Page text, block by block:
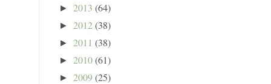
► 2013 (64)
► 2012(38)
► 2011 (38)
► 2010(61)
► 2009(25)